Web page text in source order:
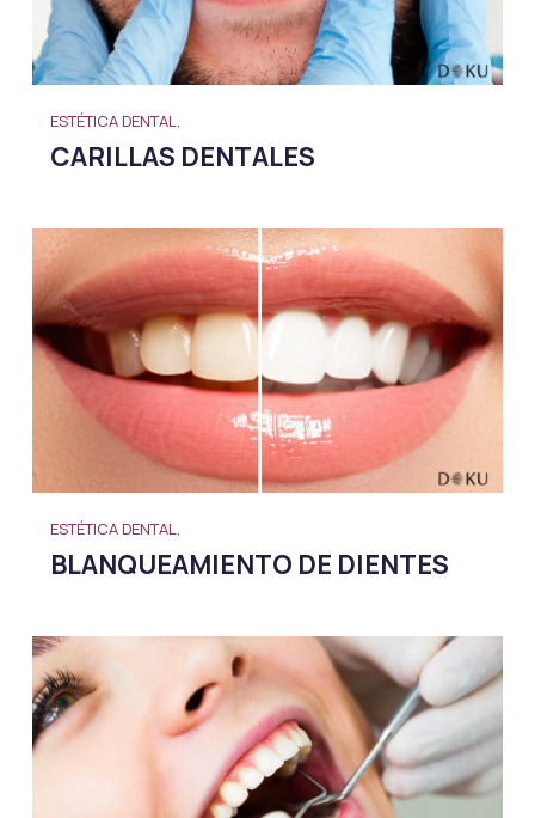
ESTÉTICA DENTAL,
CARILLAS DENTALES
ESTÉTICA DENTAL,
BLANQUEAMIENTO DE DIENTES